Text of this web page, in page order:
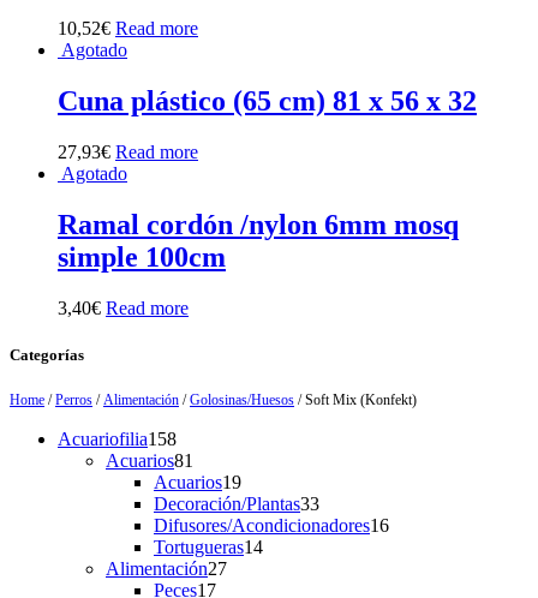
10,52€ Read more
Agotado
Cuna plástico (65 cm) 81 x 56 x 32
27,93€ Read more
Agotado
Ramal cordón /nylon 6mm mosq
simple 100cm
3,40€ Read more
Categorías
Home /Perros /Alimentación /Golosinas/Huesos / Soft Mix (Konfekt)
Acuariofilia158158
products
Acuarios81
products
Acuarios1919
products
Decoración/Plantas3333
products
Difusores/Acondicionadores1616
Tortugueras1414
Alimentación2727
Peces1717